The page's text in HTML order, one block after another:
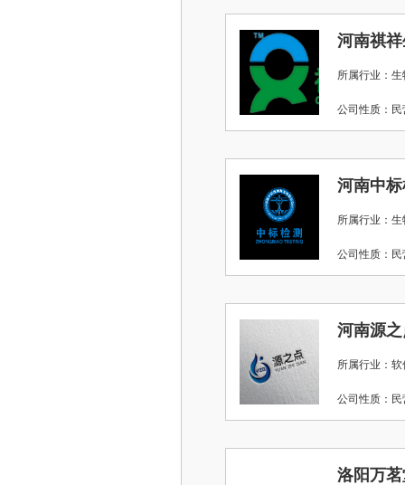
河南祺
所属行业：
公司性质
河南中
所属行业：
公司性质
河南源
所属行业：
公司性质
洛阳万